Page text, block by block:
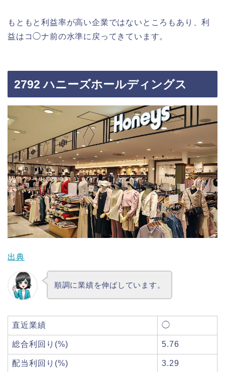
もともと利益率が高い企業ではないところもあり、利
益はコ◯ナ前の水準に戻ってきています。
2792 ハニーズホールディングス
出典
順調に業績を伸ばしています。
直近業績 ◯
総合利回り(%) 5.76
配当利回り(%) 3.29